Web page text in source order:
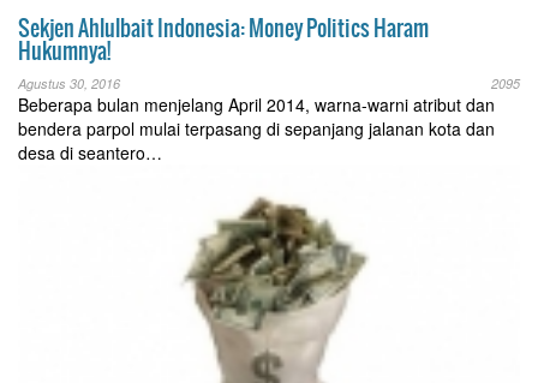
Sekjen Ahlulbait Indonesia: Money Politics Haram
Hukumnya!
Agustus 30, 2016 2095
Beberapa bulan menjelang April 2014, warna-warni atribut dan
bendera parpol mulai terpasang di sepanjang jalanan kota dan
desa di seantero…